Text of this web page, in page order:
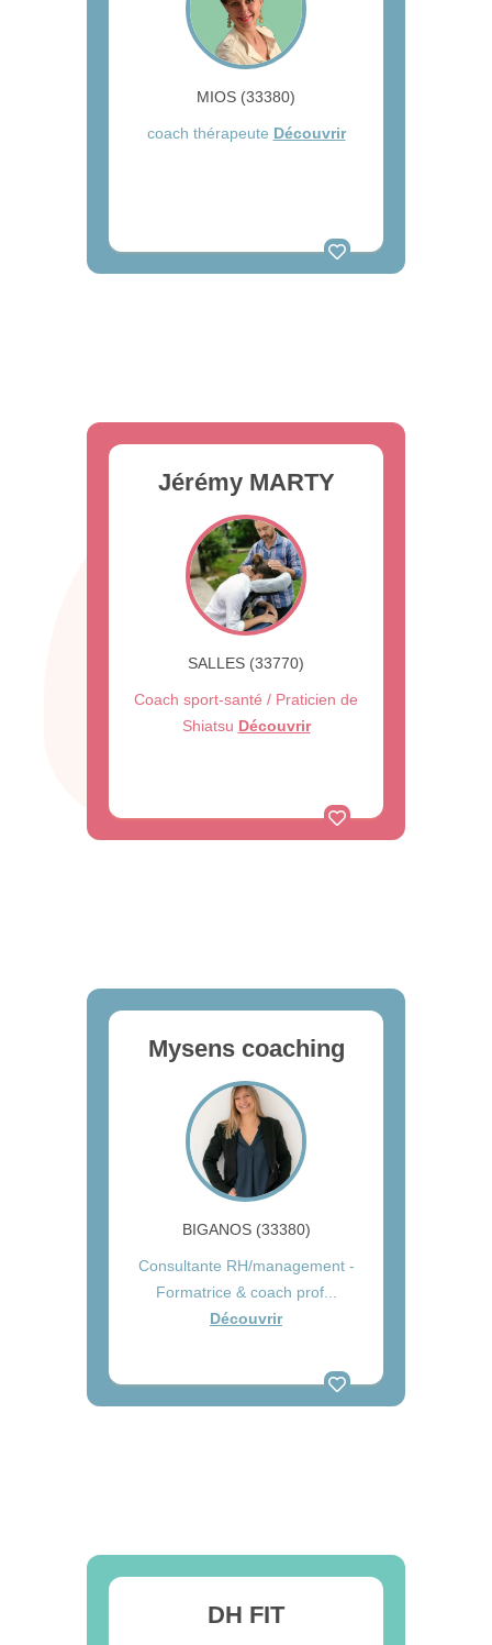
MIOS (33380)
coach thérapeute Découvrir
Jérémy MARTY
SALLES (33770)
Coach sport-santé / Praticien de
Shiatsu Découvrir
Mysens coaching
BIGANOS (33380)
Consultante RH/management -
Formatrice & coach prof...
Découvrir
DH FIT